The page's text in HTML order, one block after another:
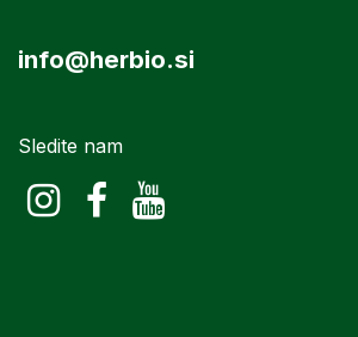
info@herbio.si
Sledite nam